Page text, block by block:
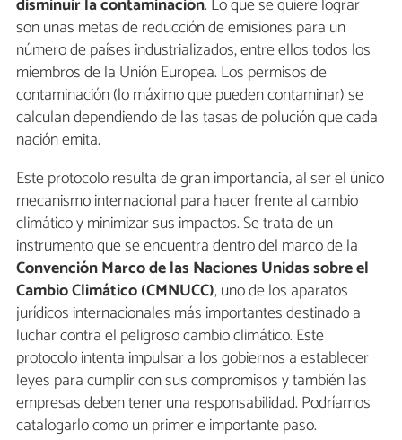
son unas metas de reducción de emisiones para un
número de países industrializados, entre ellos todos los
miembros de la Unión Europea. Los permisos de
contaminación (lo máximo que pueden contaminar) se
calculan dependiendo de las tasas de polución que cada
nación emita.
Este protocolo resulta de gran importancia, al ser el único
mecanismo internacional para hacer frente al cambio
climático y minimizar sus impactos. Se trata de un
instrumento que se encuentra dentro del marco de la
Convención Marco de las Naciones Unidas sobre el
Cambio Climático (CMNUCC), uno de los aparatos
jurídicos internacionales más importantes destinado a
luchar contra el peligroso cambio climático. Este
protocolo intenta impulsar a los gobiernos a establecer
leyes para cumplir con sus compromisos y también las
empresas deben tener una responsabilidad. Podríamos
catalogarlo como un primer e importante paso.